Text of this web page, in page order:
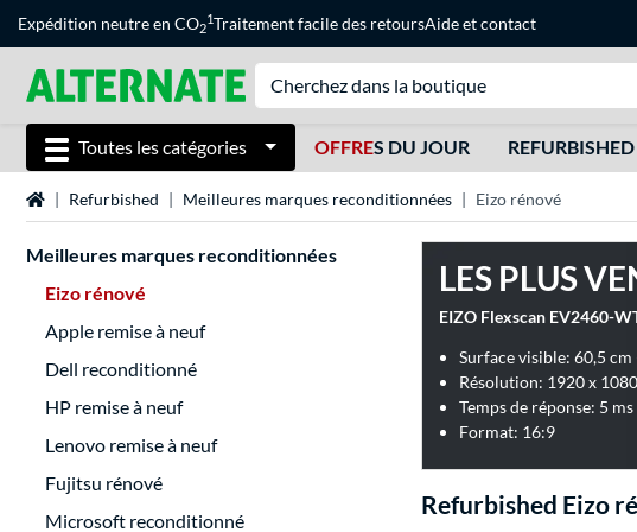
Expédition neutre en CO2
1Traitement facile des retoursAideetcontact
Toutes les catégories OFFRES DU JOUR REFURBISHED
Page d'accueil
Refurbished Meilleures marques reconditionnées Eizo rénové
Meilleures marques reconditionnées
Eizo rénové
Apple remise à neuf
Dell reconditionné
HP remise à neuf
Lenovo remise à neuf
Fujitsu rénové
Microsoft reconditionné
LES PLUS
EIZO Flexscan EV2460-
Surface visible: 60,5 cm
Résolution: 1920 x
Temps de réponse: 5 ms
Format: 16:9
Refurbished Eizo